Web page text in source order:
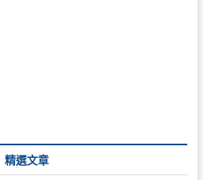
精選文章